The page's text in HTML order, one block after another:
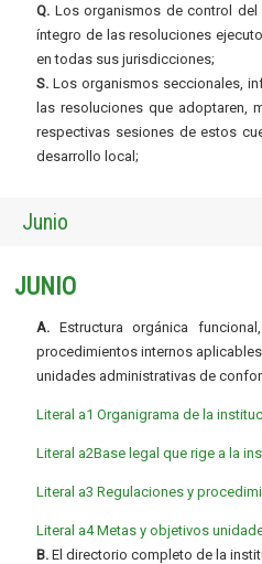
Q. Los organismos de control del
íntegro de las resoluciones
en todas sus jurisdicciones;
S. Los organismos seccionales,
las resoluciones que adoptaren,
respectivas sesiones de estos
desarrollo local;
Junio
JUNIO
A. Estructura orgánica
procedimientos internos
unidades administrativas de
Literal a1 Organigrama de la
Literal a2Base legal que rige a la
Literal a3 Regulaciones y
Literal a4 Metas y objetivos
B. El directorio completo de la